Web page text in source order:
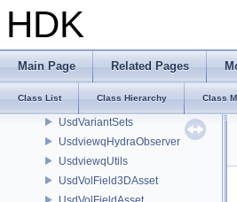
HDK
Main Page Related Pages
Class List Class Hierarchy Class
UsdValidationTimeRange
UsdValidationValidatorMetadata
UsdValidationValidatorSuite
UsdVariantSet
UsdVariantSets
UsdviewqHydraObserver
UsdviewqUtils
UsdVolField3DAsset